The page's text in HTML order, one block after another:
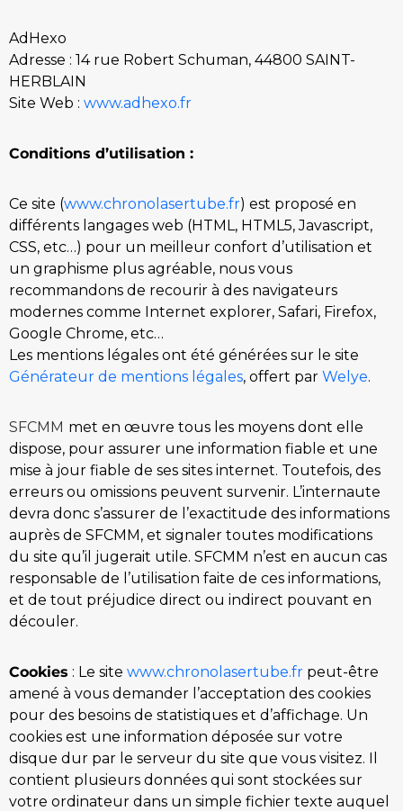
AdHexo
Adresse : 14 rue Robert Schuman, 44800 SAINT-
HERBLAIN
Site Web : www.adhexo.fr
Conditions d’utilisation :
Ce site (www.chronolasertube.fr) est proposé en
différents langages web (HTML, HTML5, Javascript,
CSS, etc…) pour un meilleur confort d’utilisation et
un graphisme plus agréable, nous vous
recommandons de recourir à des navigateurs
modernes comme Internet explorer, Safari, Firefox,
Google Chrome, etc…
Les mentions légales ont été générées sur le site
Générateur de mentions légales, offert par Welye.
SFCMM met en œuvre tous les moyens dont elle
dispose, pour assurer une information fiable et une
mise à jour fiable de ses sites internet. Toutefois, des
erreurs ou omissions peuvent survenir. L’internaute
devra donc s’assurer de l’exactitude des informations
auprès de SFCMM, et signaler toutes modifications
du site qu’il jugerait utile. SFCMM n’est en aucun cas
responsable de l’utilisation faite de ces informations,
et de tout préjudice direct ou indirect pouvant en
découler.
Cookies : Le site www.chronolasertube.fr peut-être
amené à vous demander l’acceptation des cookies
pour des besoins de statistiques et d’affichage. Un
cookies est une information déposée sur votre
disque dur par le serveur du site que vous visitez. Il
contient plusieurs données qui sont stockées sur
votre ordinateur dans un simple fichier texte auquel